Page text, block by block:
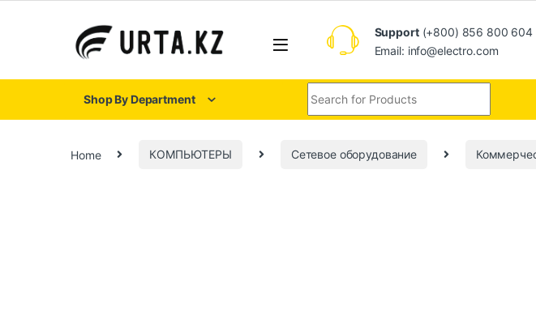
Support(+800) 856 800 604
Email: info@electro.com
Shop By Department
Home КОМПЬЮТЕРЫ Сетевое оборудование